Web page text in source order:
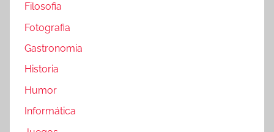
Filosofia
Fotografia
Gastronomia
Historia
Humor
Informática